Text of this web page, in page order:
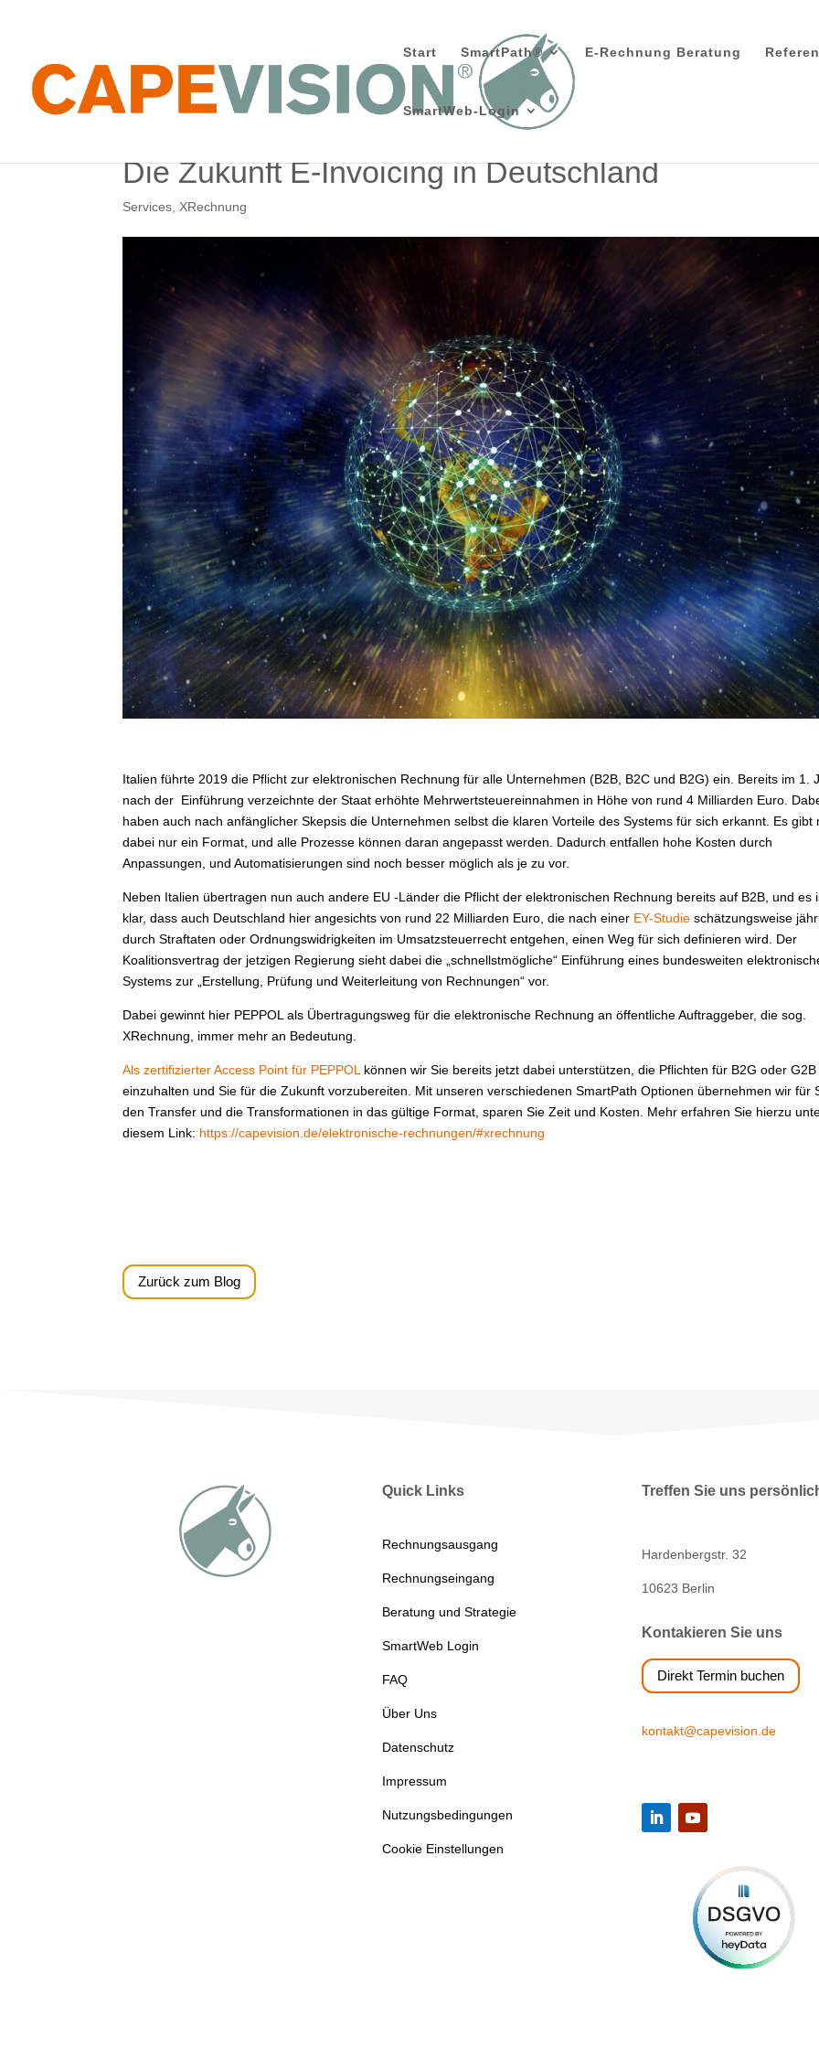
Start SmartPath® E-Rechnung Beratung
SmartWeb-Login
Die Zukunft E-Invoicing in Deutschland
Services XRechnung
Italien führte 2019 die Pflicht zur elektronischen Rechnung für alle Unternehmen (B2B, B2C und B2G) ein. Bereits im 1.
nach der Einführung verzeichnte der Staat erhöhte Mehrwertsteuereinnahmen in Höhe von rund 4 Milliarden Euro.
haben auch nach anfänglicher Skepsis die Unternehmen selbst die klaren Vorteile des Systems für sich erkannt. Es gibt
dabei nur ein Format, und alle Prozesse können daran angepasst werden. Dadurch entfallen hohe Kosten durch
Anpassungen, und Automatisierungen sind noch besser möglich als je zu vor.
Neben Italien übertragen nun auch andere EU -Länder die Pflicht der elektronischen Rechnung bereits auf B2B, und es
klar, dass auch Deutschland hier angesichts von rund 22 Milliarden Euro, die nach einer EY-Studie schätzungsweise
durch Straftaten oder Ordnungswidrigkeiten im Umsatzsteuerrecht entgehen, einen Weg für sich definieren wird. Der
Koalitionsvertrag der jetzigen Regierung sieht dabei die „schnellstmögliche“ Einführung eines bundesweiten
Systems zur „Erstellung, Prüfung und Weiterleitung von Rechnungen“ vor.
Dabei gewinnt hier PEPPOL als Übertragungsweg für die elektronische Rechnung an öffentliche Auftraggeber, die sog.
XRechnung, immer mehr an Bedeutung.
Als zertifizierter Access Point für PEPPOL können wir Sie bereits jetzt dabei unterstützen, die Pflichten für B2G oder G2B
einzuhalten und Sie für die Zukunft vorzubereiten. Mit unseren verschiedenen SmartPath Optionen übernehmen wir für
den Transfer und die Transformationen in das gültige Format, sparen Sie Zeit und Kosten. Mehr erfahren Sie hierzu
diesem Link: https://capevision.de/elektronische-rechnungen/#xrechnung
Zurück zum Blog
Quick Links
Rechnungsausgang
Rechnungseingang
Beratung und Strategie
SmartWeb Login
FAQ
Über Uns
Datenschutz
Impressum
Nutzungsbedingungen
Cookie Einstellungen
Treffen Sie uns
Hardenbergstr. 32
10623 Berlin
Kontakieren Sie uns
Direkt Termin buchen
kontakt@capevision.de